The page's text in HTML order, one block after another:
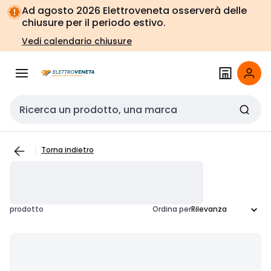
Vai alla
navigazione
Vai
alla
pagina
Ad agosto 2026 Elettroveneta osserverà delle
chiusure per il periodo estivo.
Vedi calendario chiusure
Cerca input
Torna indietro
prodotto Ordina per